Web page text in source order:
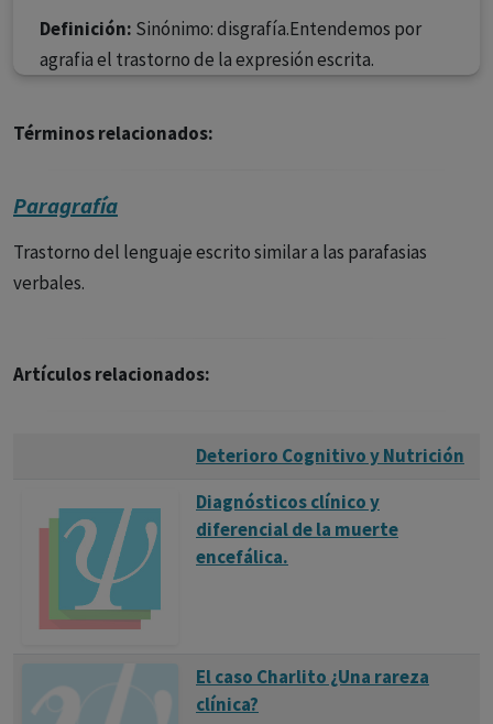
Definición: Sinónimo: disgrafía.Entendemos por
agrafia el trastorno de la expresión escrita.
Términos relacionados:
Paragrafía
Trastorno del lenguaje escrito similar a las parafasias
verbales.
Artículos relacionados:
Deterioro Cognitivo y Nutrición
Diagnósticos clínico y
diferencial de la muerte
encefálica.
El caso Charlito ¿Una rareza
clínica?